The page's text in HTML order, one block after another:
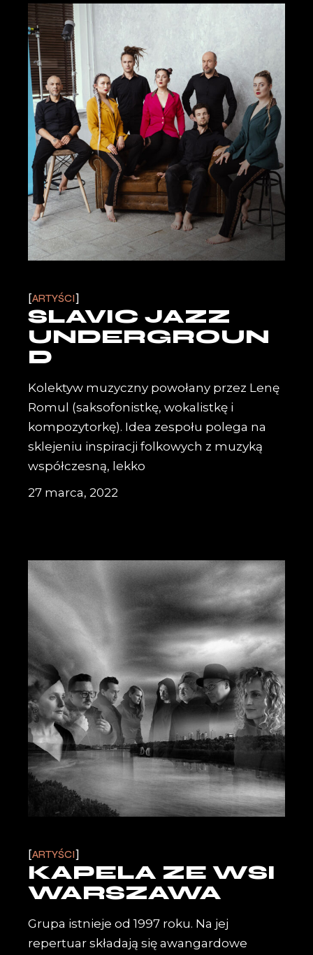
ARTYŚCI
SLAVIC JAZZ
UNDERGROUN
D
Kolektyw muzyczny powołany przez Lenę
Romul (saksofonistkę, wokalistkę i
kompozytorkę). Idea zespołu polega na
sklejeniu inspiracji folkowych z muzyką
współczesną, lekko
27 marca, 2022
ARTYŚCI
KAPELA ZE WSI
WARSZAWA
Grupa istnieje od 1997 roku. Na jej
repertuar składają się awangardowe